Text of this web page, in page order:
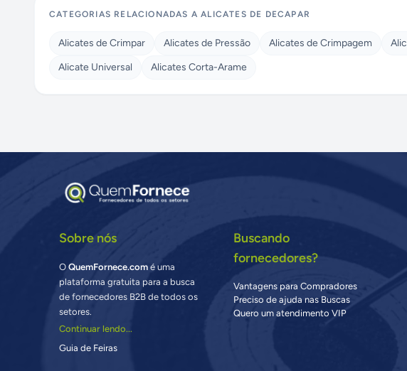
CATEGORIAS RELACIONADAS AALICATES DE DECAPAR
Alicates de Crimpar Alicates de Pressão Alicates de Crimpagem
Alicate Universal
Alicates Corta-Arame
Sobre nós
OQuemFornece.com é uma
plataforma gratuita para a busca
de fornecedores B2B de todos os
setores.
Continuar lendo...
Guia de Feiras
Buscando
fornecedores?
Vantagens para Compradores
Preciso de ajuda nas Buscas
Quero um atendimento VIP